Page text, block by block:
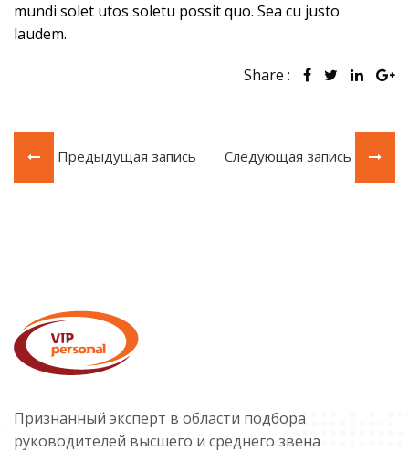
mundi solet utos soletu possit quo. Sea cu justo
laudem.
Share :
Предыдущая запись Следующая запись
Признанный эксперт в области подбора
руководителей высшего и среднего звена